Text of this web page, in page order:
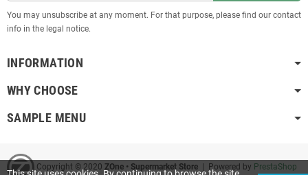
You may unsubscribe at any moment. For that purpose, please find our contact
info in the legal notice.
INFORMATION
WHY CHOOSE
SAMPLE MENU
Copyright © 2020 ZOne • Supermarket Store | Powered by PrestaShop